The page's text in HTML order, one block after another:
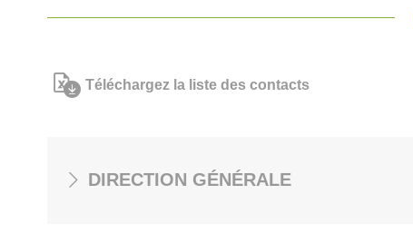
Téléchargez la liste des contacts
DIRECTION GÉNÉRALE